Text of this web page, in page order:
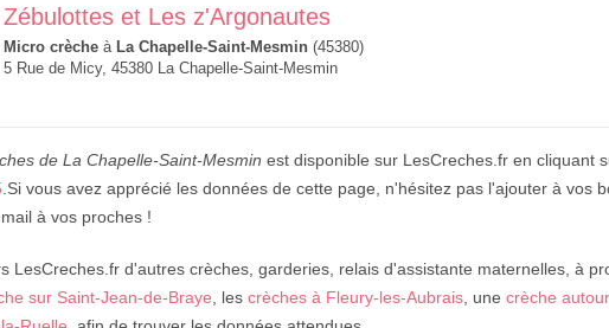
Zébulottes et Les z'Argonautes
Micro crèche à La Chapelle-Saint-Mesmin (45380)
5 Rue de Micy, 45380 La Chapelle-Saint-Mesmin
de La Chapelle-Saint-Mesmin est disponible sur LesCreches.fr en cliquant
.Si vous avez apprécié les données de cette page, n'hésitez pas l'ajouter à vos
à vos proches !
LesCreches.fr d'autres crèches, garderies, relais d'assistante maternelles, à
sur Saint-Jean-de-Braye , les crèches à Fleury-les-Aubrais , une crèche